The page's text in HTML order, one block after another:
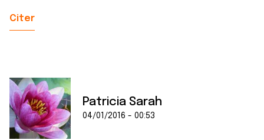
Citer
Patricia Sarah
04/01/2016 - 00:53